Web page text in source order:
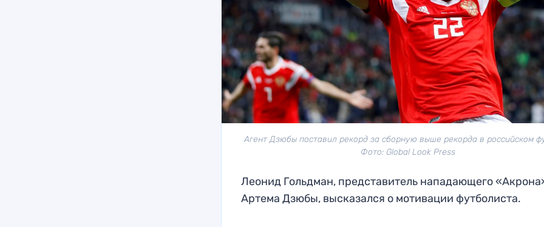
Агент Дзюбы поставил рекорд за сборную выше рекорда в российском
Фото: Global Look Press
Леонид Гольдман, представитель нападающего
Артема Дзюбы, высказался о мотивации футболиста.